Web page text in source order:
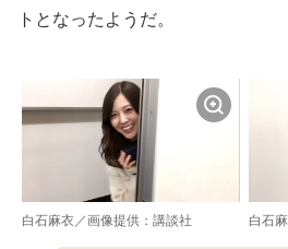
トとなったようだ。
白石麻衣／画像提供：講談社 白石